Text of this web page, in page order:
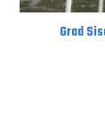
Grad